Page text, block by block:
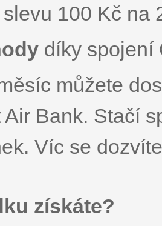
100 Kč na
díky spojení
můžete
Air Bank. Stačí
Víc se
získáte?